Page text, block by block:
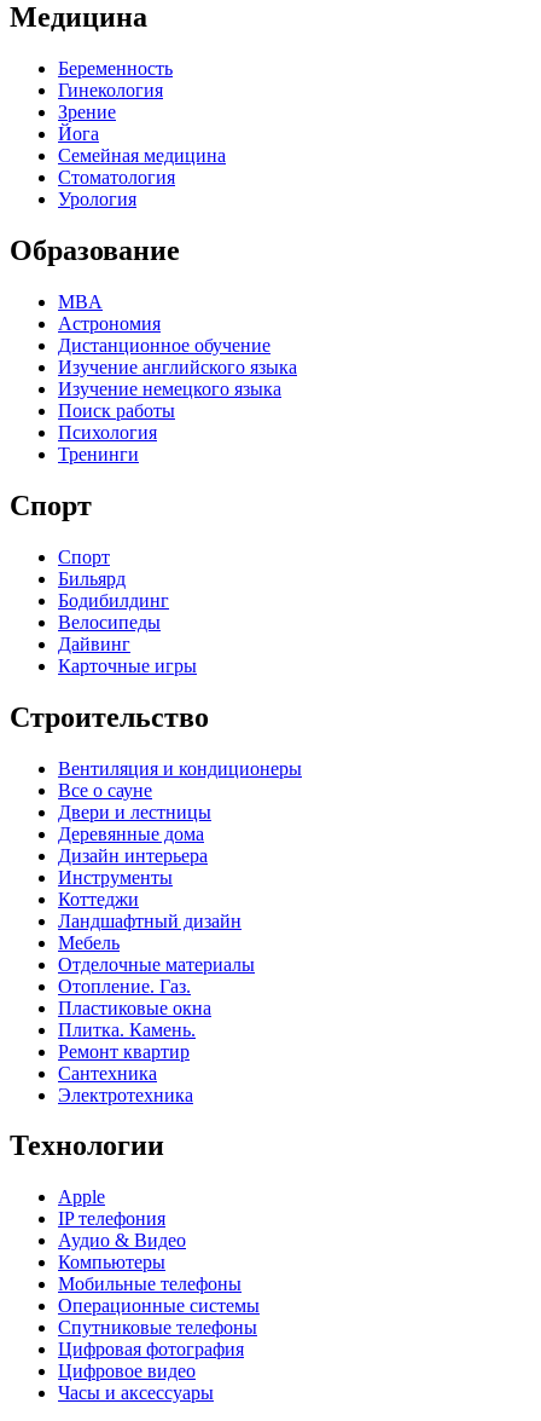
Медицина
Беременность
Гинекология
Зрение
Йога
Семейная медицина
Стоматология
Урология
Образование
MBA
Астрономия
Дистанционное обучение
Изучение английского языка
Изучение немецкого языка
Поиск работы
Психология
Тренинги
Спорт
Спорт
Бильярд
Бодибилдинг
Велосипеды
Дайвинг
Карточные игры
Строительство
Вентиляция и кондиционеры
Все о сауне
Двери и лестницы
Деревянные дома
Дизайн интерьера
Инструменты
Коттеджи
Ландшафтный дизайн
Мебель
Отделочные материалы
Отопление. Газ.
Пластиковые окна
Плитка. Камень.
Ремонт квартир
Сантехника
Электротехника
Технологии
Apple
IP телефония
Аудио & Видео
Компьютеры
Мобильные телефоны
Операционные системы
Спутниковые телефоны
Цифровая фотография
Цифровое видео
Часы и аксессуары